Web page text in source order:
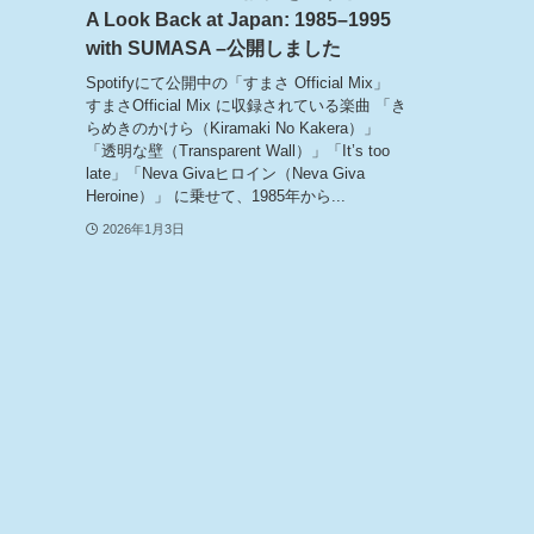
A Look Back at Japan: 1985–1995
with SUMASA –公開しました
Spotifyにて公開中の「すまさ Official Mix」
すまさOfficial Mix に収録されている楽曲 「き
らめきのかけら（Kiramaki No Kakera）」
「透明な壁（Transparent Wall）」「It’s too
late」「Neva Givaヒロイン（Neva Giva
Heroine）」 に乗せて、1985年から...
2026年1月3日